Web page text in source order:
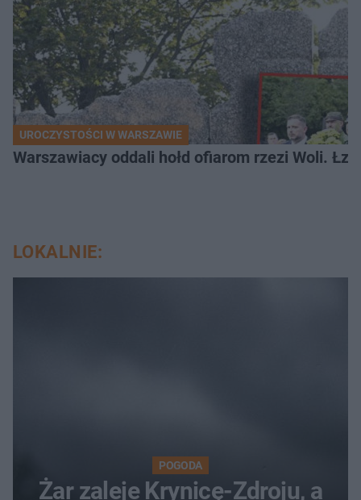
UROCZYSTOŚCI W WARSZAWIE
Warszawiacy oddali hołd ofiarom rzezi Woli.
LOKALNIE:
POGODA
Żar zaleje Krynicę-Zdroju, a